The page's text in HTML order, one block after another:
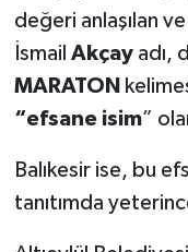
değeri anlaşılan
İsmail Akçayadı,
MARATON
“efsane isim”
Balıkesir ise, bu
tanıtımda